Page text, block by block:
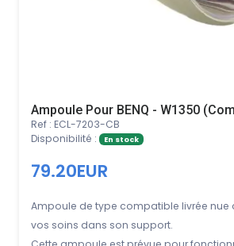
Ampoule Pour BENQ - W1350
Ref : ECL-7203-CB
Disponibilité :
En stock
79.20EUR
Ampoule de type compatible livrée nue
vos soins dans son support.